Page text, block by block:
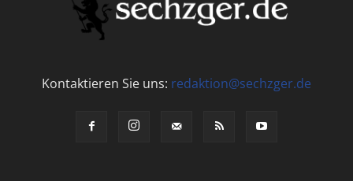
Kontaktieren Sie uns: redaktion@sechzger.de